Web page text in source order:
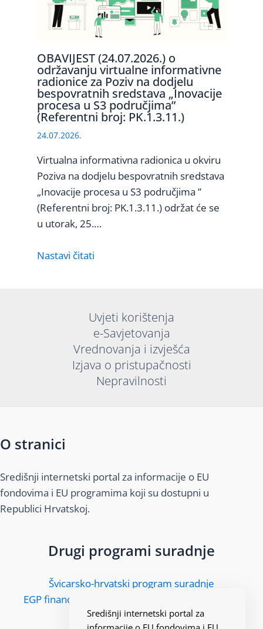
OBAVIJEST (24.07.2026.) o
održavanju virtualne informativne
radionice za Poziv na dodjelu
bespovratnih sredstava „Inovacije
procesa u S3 područjima”
(Referentni broj: PK.1.3.11.)
24.07.2026.
Virtualna informativna radionica u okviru
Poziva na dodjelu bespovratnih sredstava
„Inovacije procesa u S3 područjima ”
(Referentni broj: PK.1.3.11.) održat će se
u utorak, 25.…
Nastavi čitati
Uvjeti korištenja
e-Savjetovanja
Vrednovanja i izvješća
Izjava o pristupačnosti
Nepravilnosti
O stranici
Središnji internetski portal za informacije o EU
fondovima i EU programima koji su dostupni u
Republici Hrvatskoj.
Drugi programi suradnje
Švicarsko-hrvatski program suradnje
EGP financijski mehanizam i Norveški financijski
mehanizam
Središnji internetski portal za